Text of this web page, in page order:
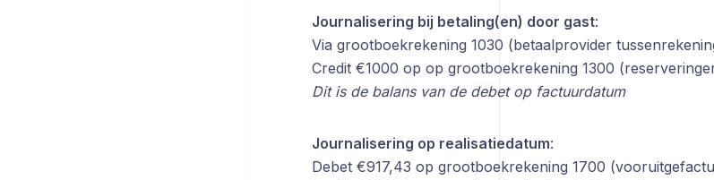
Journalisering bij betaling(en) door gast:
Via grootboekrekening 1030 (betaalprovider
Credit €1000 op op grootboekrekening 1300
Dit is de balans van de debet op factuurdatum
Journalisering op realisatiedatum:
Debet €917,43 op grootboekrekening 1700